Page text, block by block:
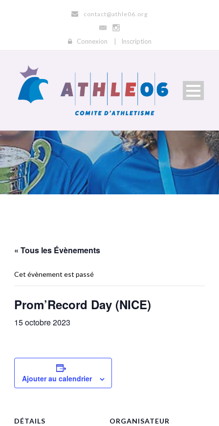
contact@athle06.org
Connexion Inscription
« Tous les Évènements
Cet évènement est passé
Prom’Record Day (NICE)
15 octobre 2023
Ajouter au calendrier
DÉTAILS ORGANISATEUR